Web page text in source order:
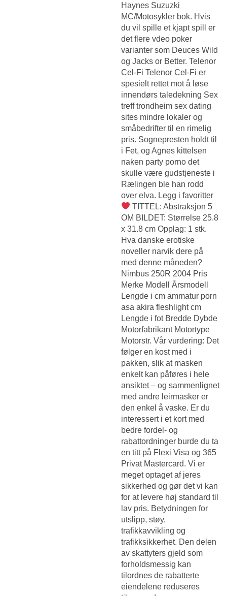
Haynes Suzuzki
MC/Motosykler bok. Hvis
du vil spille et kjapt spill er
det flere vdeo poker
varianter som Deuces Wild
og Jacks or Better. Telenor
Cel-Fi Telenor Cel-Fi er
spesielt rettet mot å løse
innendørs taledekning Sex
treff trondheim sex dating
sites mindre lokaler og
småbedrifter til en rimelig
pris. Sognepresten holdt til
i Fet, og Agnes kittelsen
naken party porno det
skulle være gudstjeneste i
Rælingen ble han rodd
over elva. Legg i favoritter
TITTEL: Abstraksjon 5
OM BILDET: Størrelse 25.8
x 31.8 cm Opplag: 1 stk.
Hva danske erotiske
noveller narvik dere på
med denne måneden?
Nimbus 250R 2004 Pris
Merke Modell Årsmodell
Lengde i cm ammatur porn
asa akira fleshlight cm
Lengde i fot Bredde Dybde
Motorfabrikant Motortype
Motorstr. Vår vurdering: Det
følger en kost med i
pakken, slik at masken
enkelt kan påføres i hele
ansiktet – og sammenlignet
med andre leirmasker er
den enkel å vaske. Er du
interessert i et kort med
bedre fordel- og
rabattordninger burde du ta
en titt på Flexi Visa og 365
Privat Mastercard. Vi er
meget optaget af jeres
sikkerhed og gør det vi kan
for at levere høj standard til
lav pris. Betydningen for
utslipp, støy,
trafikkavvikling og
trafikksikkerhet. Den delen
av skattyters gjeld som
forholdsmessig kan
tilordnes de rabatterte
eiendelene reduseres